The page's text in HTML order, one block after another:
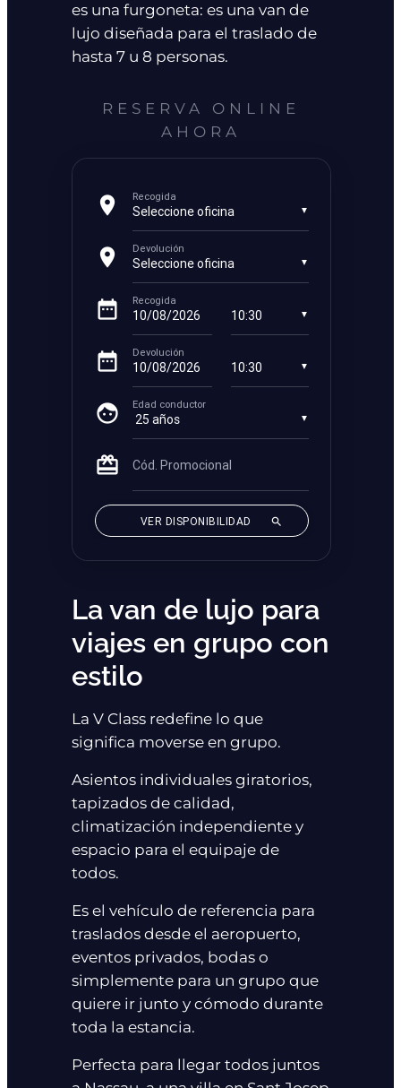
es una furgoneta: es una van de
lujo diseñada para el traslado de
hasta 7 u 8 personas.
RESERVA ONLINE
AHORA
La van de lujo para
viajes en grupo con
estilo
La V Class redefine lo que
significa moverse en grupo.
Asientos individuales giratorios,
tapizados de calidad,
climatización independiente y
espacio para el equipaje de
todos.
Es el vehículo de referencia para
traslados desde el aeropuerto,
eventos privados, bodas o
simplemente para un grupo que
quiere ir junto y cómodo durante
toda la estancia.
Perfecta para llegar todos juntos